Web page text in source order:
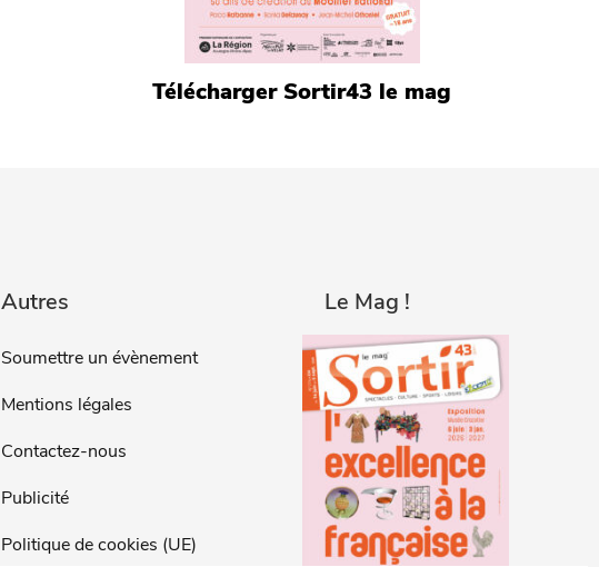
Télécharger Sortir43 le mag
Autres
Soumettre un évènement
Mentions légales
Contactez-nous
Publicité
Politique de cookies (UE)
Le Mag !